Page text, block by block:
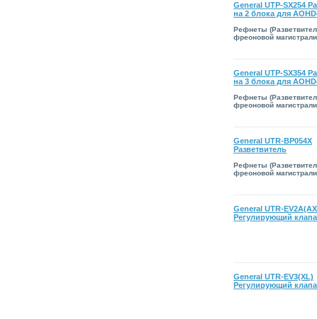
General UTP-SX254
на 2 блока для
Рефнеты
фреоновой
General UTP-SX354
на 3 блока для
Рефнеты
фреоновой
General UTR-BP054X
Разветвитель
Рефнеты
фреоновой
General UTR-
Регулирующий
General UTR-EV3(XL)
Регулирующий